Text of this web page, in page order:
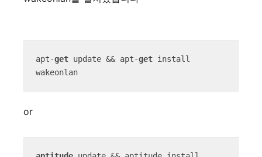
apt-get update && apt-get install
wakeonlan
or